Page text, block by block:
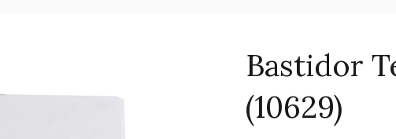
Bastidor
(10629)